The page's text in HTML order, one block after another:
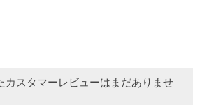
カスタマーレビューはまだありませ